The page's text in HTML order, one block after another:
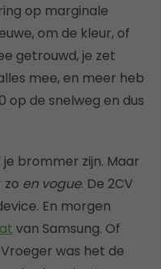
op marginale
om de kleur, of
getrouwd, je zet
mee, en meer heb
op de snelweg en dus
brommer zijn. Maar
zo en vogue. De 2CV
En morgen
van Samsung. Of
Vroeger was het de